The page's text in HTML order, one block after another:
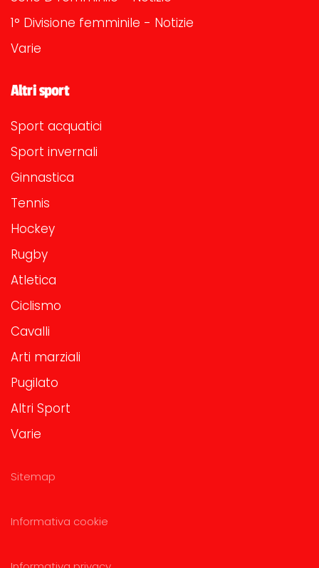
1° Divisione femminile - Notizie
Varie
Altri sport
Sport acquatici
Sport invernali
Ginnastica
Tennis
Hockey
Rugby
Atletica
Ciclismo
Cavalli
Arti marziali
Pugilato
Altri Sport
Varie
Sitemap
Informativa cookie